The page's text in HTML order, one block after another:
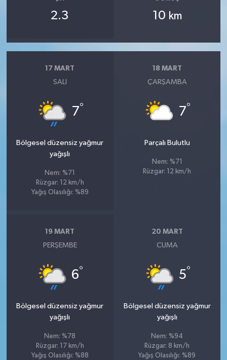
2.3 10 km
17 MART
SALI
7°
Bölgesel düzensiz yağmur
yağışlı
Nem: %71
Rüzgar: 12 km/h
Yağış Olasılığı: %89
18 MART
ÇARŞAMBA
7°
Parçalı Bulutlu
Nem: %71
Rüzgar: 12 km/h
19 MART
PERŞEMBE
6°
Bölgesel düzensiz yağmur
yağışlı
Nem: %78
Rüzgar: 17 km/h
Yağış Olasılığı: %88
20 MART
CUMA
5°
Bölgesel düzensiz yağmur
yağışlı
Nem: %94
Rüzgar: 8 km/h
Yağış Olasılığı: %89